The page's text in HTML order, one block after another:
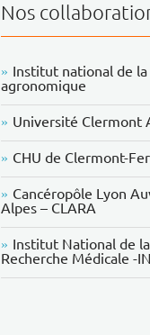
Nos
Institut national de la
agronomique
Université Clermont
CHU de Clermont-
Cancéropôle Lyon
Alpes – CLARA
Institut National de
Recherche Médicale -